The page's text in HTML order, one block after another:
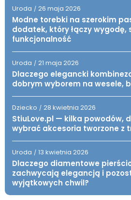
Uroda / 26 maja 2026
Modne torebki na szerokim
dodatek, który łączy wygodę,
funkcjonalność
Uroda / 21 maja 2026
Dlaczego elegancki
dobrym wyborem na wesele,
Dziecko / 28 kwietnia 2026
StiuLove.pl — kilka powodów,
wybrać akcesoria tworzone z
Uroda / 13 kwietnia 2026
Dlaczego diamentowe
zachwycają elegancją i
wyjątkowych chwil?